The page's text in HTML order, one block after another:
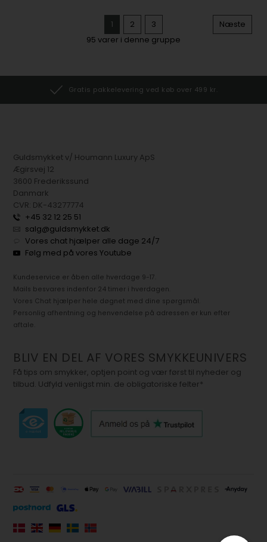
1 2 3
Næste
95 varer i denne gruppe
Gratis pakkelevering ved køb over 499 kr.
Guldsmykket v/ Houmann Luxury ApS
Ægirsvej 12
3600 Frederikssund
Danmark
CVR: DK-43277774
+45 32 12 25 51
salg@guldsmykket.dk
Vores chat hjælper alle dage 24/7
Følg med på vores Youtube
Kundeservice er åben alle hverdage 9-17.
Mails besvares indenfor 24 timer i hverdagen.
Vores Chat hjælper hele døgnet med dine spørgsmål.
Personlig afhentning og henvendelse på adressen er kun efter
aftale.
BLIV EN DEL AF VORES SMYKKEUNIVERS
Få tips om smykker, optjen point og vær først til nyheder og
tilbud. Udfyld venligst min. de obligatoriske felter*